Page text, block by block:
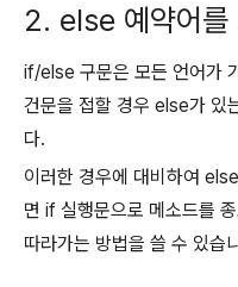
2. else 예약어를
if/else 구문은 모든 언어가
건문을 접할 경우 else가 있
다.
이러한 경우에 대비하여
면 if 실행문으로 메소드를
따라가는 방법을 쓸 수 있습